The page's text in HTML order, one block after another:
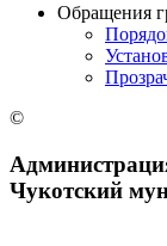
Обращения
©
Чукотский